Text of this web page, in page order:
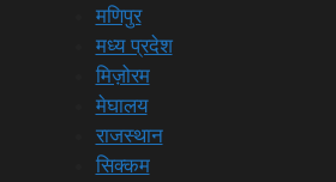
मणिपुर
मध्य प्रदेश
मिज़ोरम
मेघालय
राजस्थान
सिक्कम